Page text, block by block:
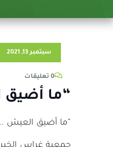
سبتمبر 13, 2021
0 تعليقات
“ما أضيق
“ما أضيق العيش ..